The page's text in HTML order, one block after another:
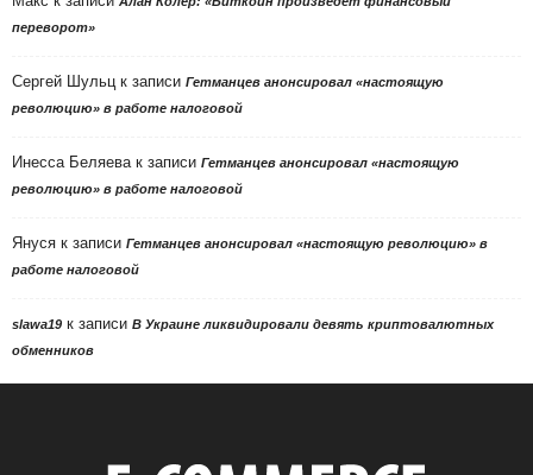
переворот»
Сергей Шульц к записи Гетманцев анонсировал «настоящую
революцию» в работе налоговой
Инесса Беляева к записи Гетманцев анонсировал «настоящую
революцию» в работе налоговой
Януся к записи Гетманцев анонсировал «настоящую революцию» в
работе налоговой
slawa19 к записи В Украине ликвидировали девять криптовалютных
обменников